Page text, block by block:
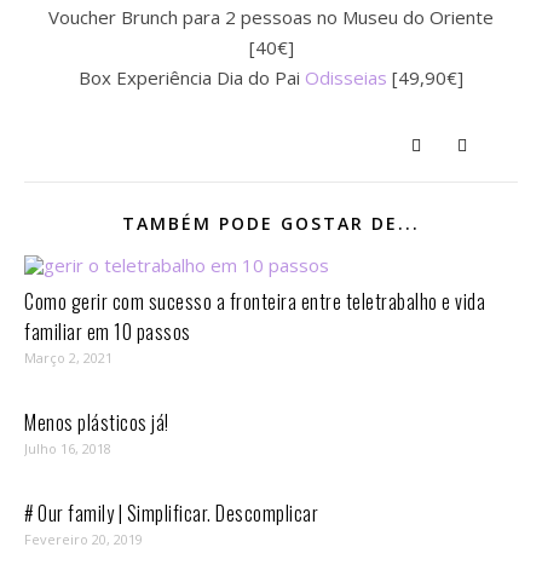
Voucher Brunch para 2 pessoas no Museu do Oriente
[40€]
Box Experiência Dia do Pai Odisseias [49,90€]
TAMBÉM PODE GOSTAR DE...
Como gerir com sucesso a fronteira entre teletrabalho e vida
familiar em 10 passos⁣
Março 2, 2021
Menos plásticos já!
Julho 16, 2018
# Our family | Simplificar. Descomplicar
Fevereiro 20, 2019